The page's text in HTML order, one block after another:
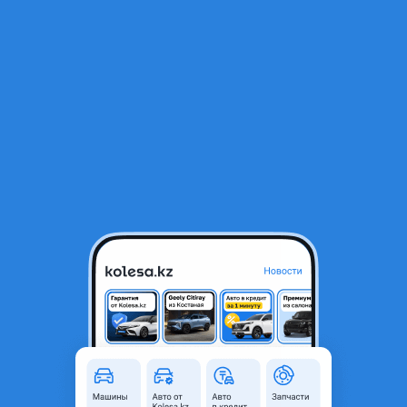
Changan CS75 Plus Tech 2026 года
13 990 000 ₸ Новая Официальный дилер
Предложения дилера